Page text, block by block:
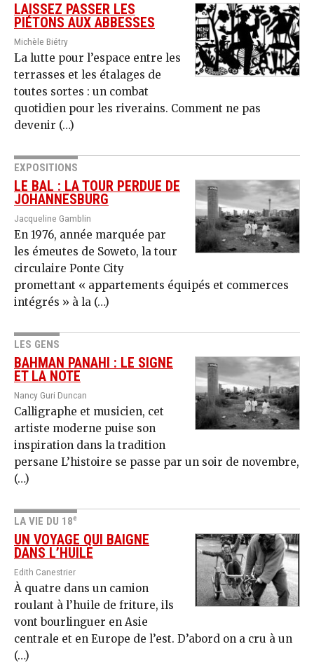
LAISSEZ PASSER LES
PIÉTONS AUX ABBESSES
Michèle Biétry
La lutte pour l’espace entre les
terrasses et les étalages de
toutes sortes : un combat
quotidien pour les riverains. Comment ne pas
devenir (…)
EXPOSITIONS
LE BAL : LA TOUR PERDUE DE
JOHANNESBURG
Jacqueline Gamblin
En 1976, année marquée par
les émeutes de Soweto, la tour
circulaire Ponte City
promettant « appartements équipés et commerces
intégrés » à la (…)
LES GENS
BAHMAN PANAHI : LE SIGNE
ET LA NOTE
Nancy Guri Duncan
Calligraphe et musicien, cet
artiste moderne puise son
inspiration dans la tradition
persane L’histoire se passe par un soir de novembre,
(…)
LA VIE DU 18e
UN VOYAGE QUI BAIGNE
DANS L’HUILE
Edith Canestrier
À quatre dans un camion
roulant à l’huile de friture, ils
vont bourlinguer en Asie
centrale et en Europe de l’est. D’abord on a cru à un
(…)